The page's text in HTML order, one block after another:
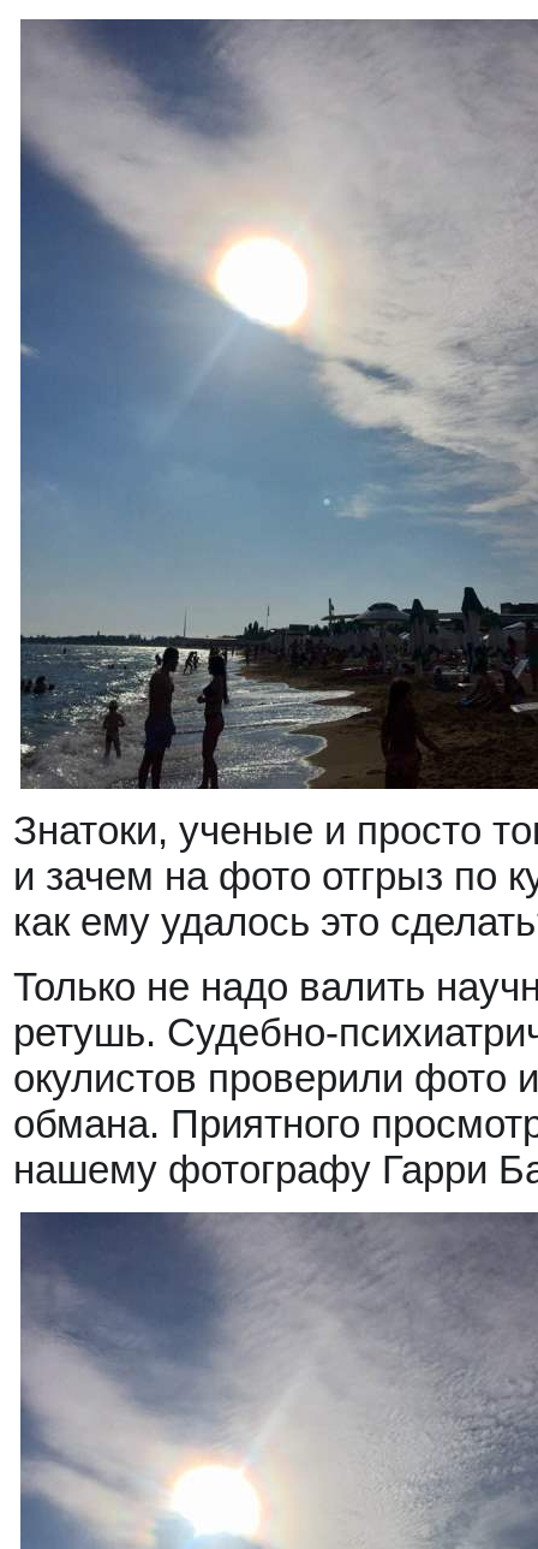
Знатоки, ученые и просто
и зачем на фото отгрыз по
как ему удалось это
Только не надо валить
ретушь. Судебно-
окулистов проверили фото
обмана. Приятного
нашему фотографу Гарри